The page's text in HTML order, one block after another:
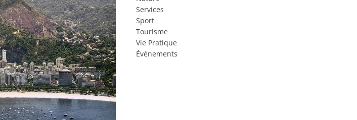
Services
Sport
Tourisme
Vie Pratique
Événements